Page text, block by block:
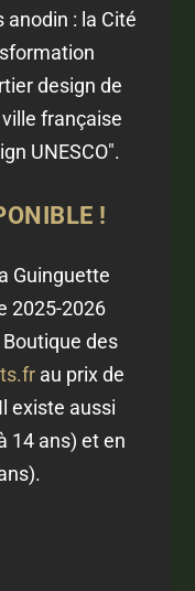
anodin : la Cité
design de
française
UNESCO".
!
Guinguette
2025-2026
des
au prix de
existe aussi
14 ans) et en